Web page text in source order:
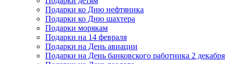
Подарки ко Дню нефтяника
Подарки ко Дню шахтера
Подарки морякам
Подарки на 14 февраля
Подарки на День авиации
Подарки на День банковского работника 2 декабря